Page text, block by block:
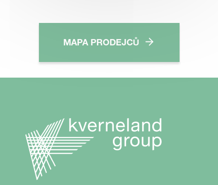
MAPA PRODEJCŮ